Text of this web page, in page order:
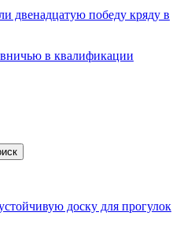
двенадцатую победу кряду в
в квалификации
доску для прогулок